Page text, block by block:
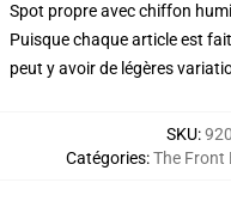
Spot propre avec chiffon
Puisque chaque article est
peut y avoir de légères
SKU:
Catégories:The Front